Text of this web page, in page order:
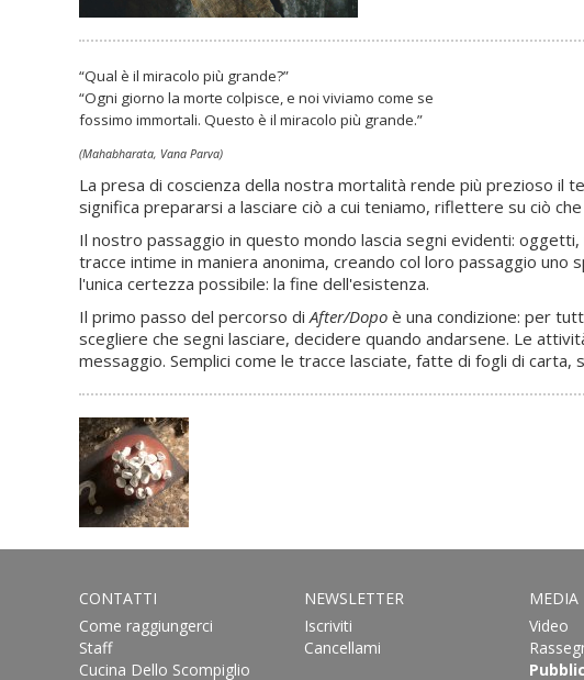
“Qual è il miracolo più grande?”
“Ogni giorno la morte colpisce, e noi viviamo come se
fossimo immortali. Questo è il miracolo più grande.”
(Mahabharata, Vana Parva)
La presa di coscienza della nostra mortalità rende più prezioso il
significa prepararsi a lasciare ciò a cui teniamo, riflettere su ciò
Il nostro passaggio in questo mondo lascia segni evidenti:
tracce intime in maniera anonima, creando col loro passaggio
l'unica certezza possibile: la fine dell'esistenza.
Il primo passo del percorso diAfter/Dopo è una condizione: per
scegliere che segni lasciare, decidere quando andarsene. Le
messaggio. Semplici come le tracce lasciate, fatte di fogli di carta,
CONTATTI
Come raggiungerci
Staff
Cucina Dello Scompiglio
NEWSLETTER
Iscriviti
Cancellami
MEDIA
Video